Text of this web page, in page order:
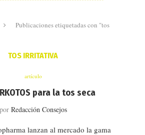
Publicaciones etiquetadas con "tos
TOS IRRITATIVA
artículo
para la tos seca
por Redacción Consejos
lanzan al mercado la gama